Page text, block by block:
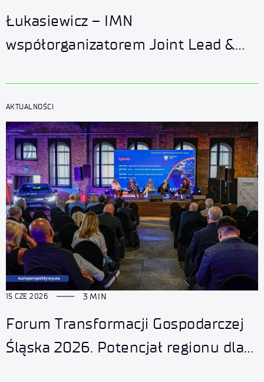
Łukasiewicz – IMN
współorganizatorem Joint Lead &
AKTUALNOŚCI
15 CZE 2026 3 MIN
Forum Transformacji Gospodarczej
Śląska 2026. Potencjał regionu dla